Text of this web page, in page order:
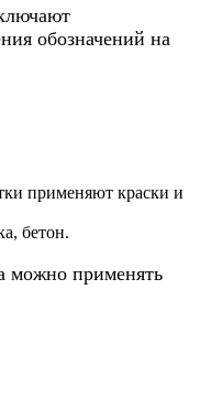
обозначений на
применяют краски и
бетон.
можно применять